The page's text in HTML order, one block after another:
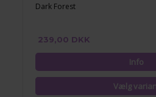
Dark Forest
239,00 DKK